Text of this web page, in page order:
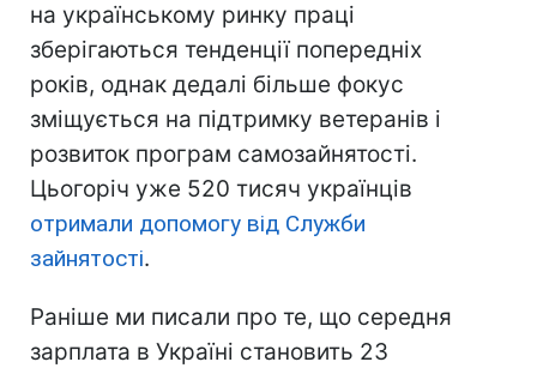
на українському ринку праці
зберігаються тенденції попередніх
років, однак дедалі більше фокус
зміщується на підтримку ветеранів і
розвиток програм самозайнятості.
Цьогоріч уже 520 тисяч українців
отримали допомогу від Служби
зайнятості.
Раніше ми писали про те, що середня
зарплата в Україні становить 23